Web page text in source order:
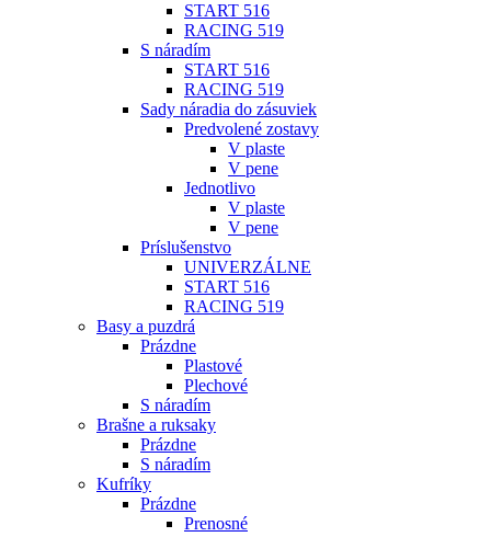
START 516
RACING 519
S náradím
START 516
RACING 519
Sady náradia do zásuviek
Predvolené zostavy
V plaste
V pene
Jednotlivo
V plaste
V pene
Príslušenstvo
UNIVERZÁLNE
START 516
RACING 519
Basy a puzdrá
Prázdne
Plastové
Plechové
S náradím
Brašne a ruksaky
Prázdne
S náradím
Kufríky
Prázdne
Prenosné